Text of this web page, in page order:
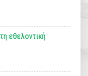
εθελοντική